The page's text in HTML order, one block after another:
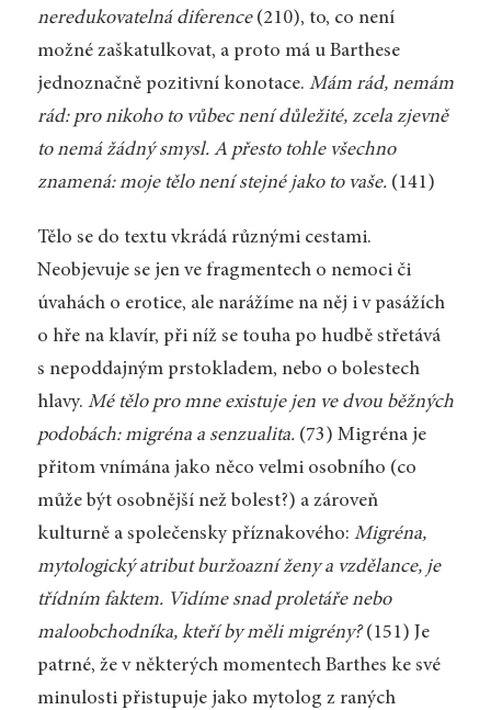
neredukovatelná diference(210), to, co není
možné zaškatulkovat, a proto má u Barthese
jednoznačně pozitivní konotace. Mám rád, nemám
rád:pro nikoho to vůbec není důležité, zcela zjevně
to nemá žádný smysl. A přesto tohle všechno
znamená:moje tělo není stejné jako to vaše.(141)
Tělo se do textu vkrádá různými cestami.
Neobjevuje se jen ve fragmentech o nemoci či
úvahách o erotice, ale narážíme na něj i v pasážích
o hře na klavír, při níž se touha po hudbě střetává
s nepoddajným prstokladem, nebo o bolestech
hlavy. Mé tělo pro mne existuje jen ve dvou běžných
podobách: migréna a senzualita.(73) Migréna je
přitom vnímána jako něco velmi osobního (co
může být osobnější než bolest?) a zároveň
kulturně a společensky příznakového: Migréna,
mytologický atribut buržoazní ženy a vzdělance, je
třídním faktem. Vidíme snad proletáře nebo
maloobchodníka, kteří by měli migrény?(151) Je
patrné, že v některých momentech Barthes ke své
minulosti přistupuje jako mytolog z raných